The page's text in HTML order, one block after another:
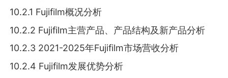
10.2.1 Fujifilm概况分析
10.2.2 Fujifilm主营产品、产品结构及新产品分析
10.2.3 2021-2025年Fujifilm市场营收分析
10.2.4 Fujifilm发展优势分析